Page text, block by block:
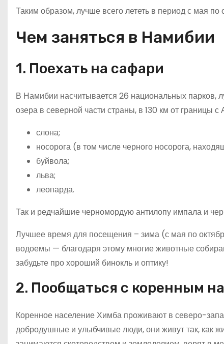
Таким образом, лучше всего лететь в период с мая по
Чем заняться в Намибии
1. Поехать на сафари
В Намибии насчитывается 26 национальных парков,
озера в северной части страны, в 130 км от границы
слона;
носорога (в том числе черного носорога,
буйвола;
льва;
леопарда.
Так и редчайшие черномордую антилопу импала и
Лучшее время для посещения – зима (с мая по
водоемы — благодаря этому многие животные
забудьте про хороший бинокль и оптику!
2. Пообщаться с коренным
Коренное население Химба проживают в северо-
добродушные и улыбчивые люди, они живут так, как